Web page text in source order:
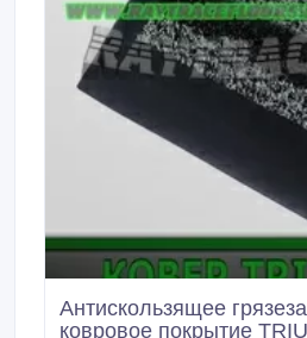
Антискользящее
ковровое покрытие